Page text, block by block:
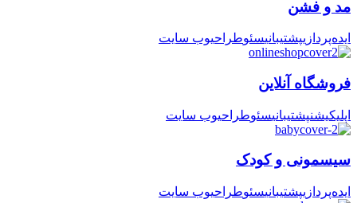
مد و فشن
ایده‌پردازیپشتیبانیسئوطراحیوب سایت
فروشگاه آنلاین
اپلیکیشنپشتیبانیسئوطراحیوب سایت
سیسمونی و کودک
ایده‌پردازیپشتیبانیسئوطراحیوب سایت